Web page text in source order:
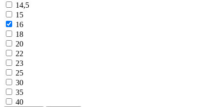
14,5
15
16
18
20
22
23
25
30
35
40